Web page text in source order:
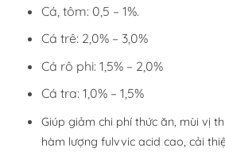
Cá, tôm: 0,5 – 1%.
Cá trê: 2,0% – 3,0%
Cá rô phi: 1,5% – 2,0%
Cá tra: 1,0% – 1,5%
Giúp giảm chi phí thức ăn, mùi vị
hàm lượng fulvvic acid cao, cải